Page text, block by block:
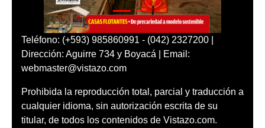
Teléfono: (+593) 985860991 - (042) 2327200 |
Dirección: Aguirre 734 y Boyacá | Email:
webmaster@vistazo.com
Prohibida la reproducción total, parcial y traducción a
cualquier idioma, sin autorización escrita de su
titular, de todos los contenidos de Vistazo.com.